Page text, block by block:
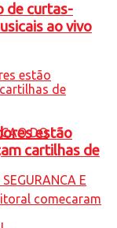
de curtas-
ao vivo
estão
cartilhas de